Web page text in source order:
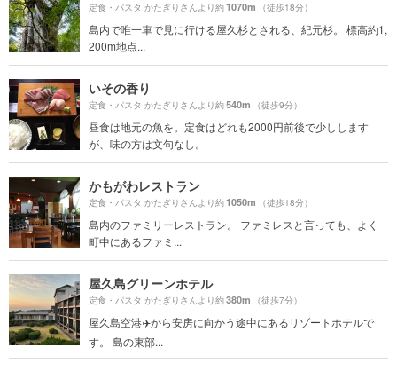
定食・パスタ かたぎりさんより約1070m （徒歩18分）
島内で唯一車で見に行ける屋久杉とされる、紀元杉。 標高約1,
200m地点...
いその香り
定食・パスタ かたぎりさんより約540m （徒歩9分）
昼食は地元の魚を。定食はどれも2000円前後で少しします
が、味の方は文句なし。
かもがわレストラン
定食・パスタ かたぎりさんより約1050m （徒歩18分）
島内のファミリーレストラン。 ファミレスと言っても、よく
町中にあるファミ...
屋久島グリーンホテル
定食・パスタ かたぎりさんより約380m （徒歩7分）
屋久島空港✈️から安房に向かう途中にあるリゾートホテルで
す。 島の東部...